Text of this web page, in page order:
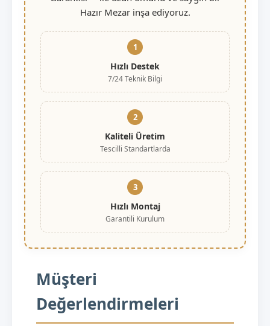
Hazır Mezar inşa ediyoruz.
1
Hızlı Destek
7/24 Teknik Bilgi
2
Kaliteli Üretim
Tescilli Standartlarda
3
Hızlı Montaj
Garantili Kurulum
Müşteri
Değerlendirmeleri